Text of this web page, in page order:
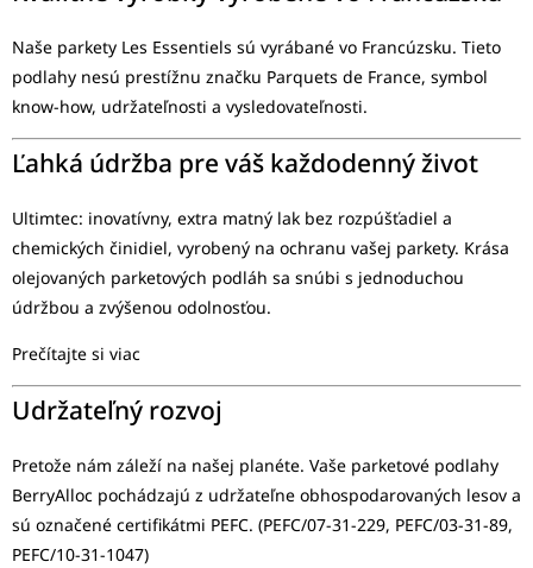
Naše parkety Les Essentiels sú vyrábané vo Francúzsku. Tieto
podlahy nesú prestížnu značku Parquets de France, symbol
know-how, udržateľnosti a vysledovateľnosti.
Ľahká údržba pre váš každodenný život
Ultimtec: inovatívny, extra matný lak bez rozpúšťadiel a
chemických činidiel, vyrobený na ochranu vašej parkety. Krása
olejovaných parketových podláh sa snúbi s jednoduchou
údržbou a zvýšenou odolnosťou.
Prečítajte si viac
Udržateľný rozvoj
Pretože nám záleží na našej planéte. Vaše parketové podlahy
BerryAlloc pochádzajú z udržateľne obhospodarovaných lesov a
sú označené certifikátmi PEFC. (PEFC/07-31-229, PEFC/03-31-89,
PEFC/10-31-1047)